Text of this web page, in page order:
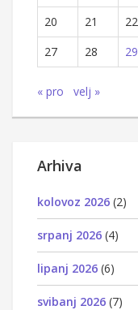
20
21 22
27
28 29
« pro velj »
Arhiva
kolovoz 2026 (2)
srpanj 2026 (4)
lipanj 2026 (6)
svibanj 2026 (7)